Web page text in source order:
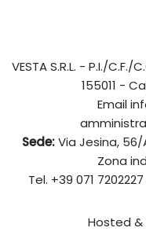
VESTA S.R.L. - P.I./C.F./
155011 -
Email
Sede:Via Jesina,
Zona
Tel. +39 071 7202227
Hosted